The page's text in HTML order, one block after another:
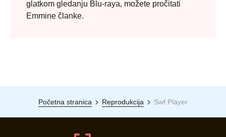
glatkom gledanju Blu-raya, možete pročitati
Emmine članke.
Početna stranica Reprodukcija Swf Player